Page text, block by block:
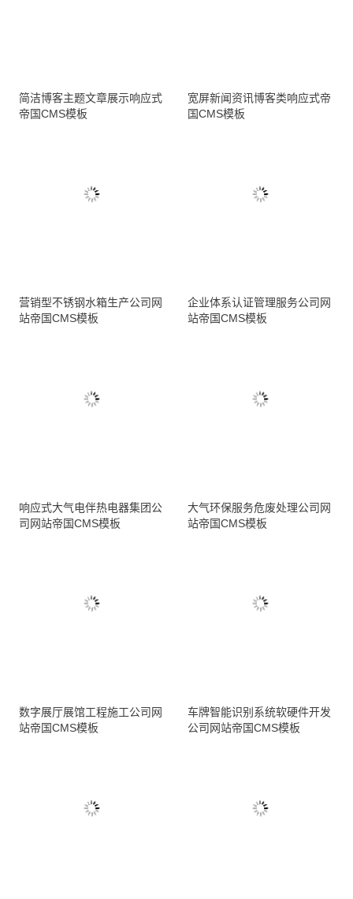
简洁博客主题文章展示响应式
帝国CMS模板
宽屏新闻资讯博客类响应式帝
国CMS模板
营销型不锈钢水箱生产公司网
站帝国CMS模板
企业体系认证管理服务公司网
站帝国CMS模板
响应式大气电伴热电器集团公
司网站帝国CMS模板
大气环保服务危废处理公司网
站帝国CMS模板
数字展厅展馆工程施工公司网
站帝国CMS模板
车牌智能识别系统软硬件开发
公司网站帝国CMS模板